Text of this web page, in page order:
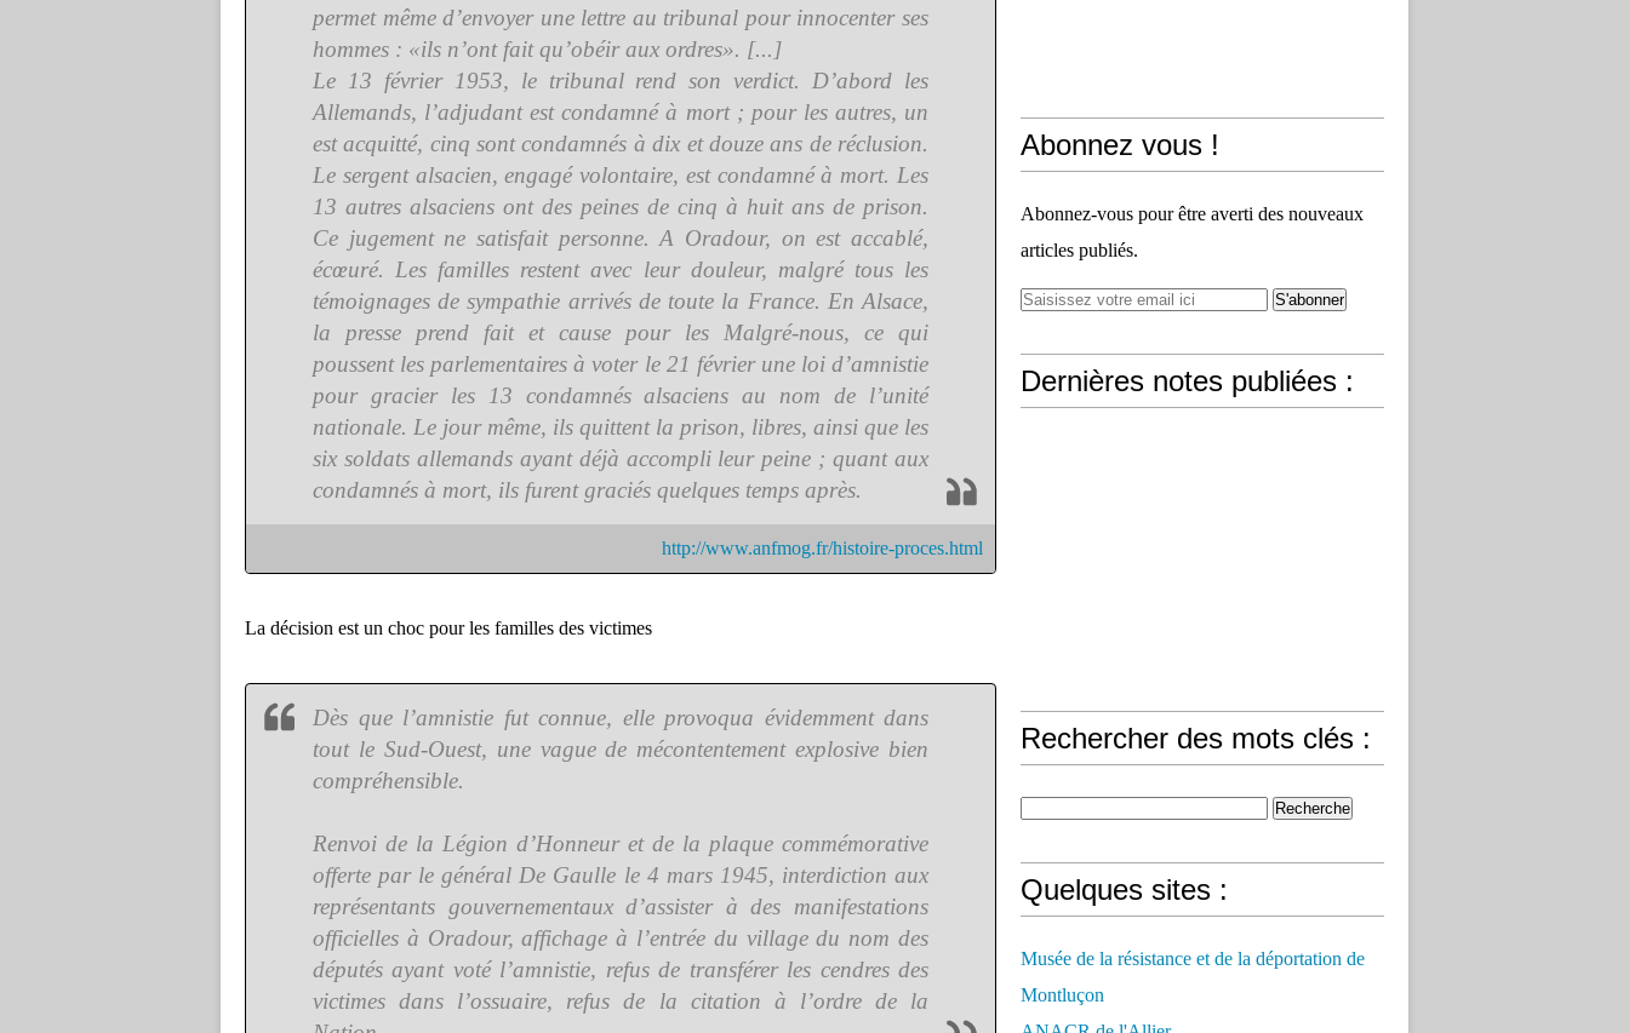
permet même d’envoyer une lettre au tribunal pour innocenter ses
hommes : «ils n’ont fait qu’obéir aux ordres». [...]
Le 13 février 1953, le tribunal rend son verdict. D’abord les
Allemands, l’adjudant est condamné à mort ; pour les autres, un
est acquitté, cinq sont condamnés à dix et douze ans de réclusion.
Le sergent alsacien, engagé volontaire, est condamné à mort. Les
13 autres alsaciens ont des peines de cinq à huit ans de prison.
Ce jugement ne satisfait personne. A Oradour, on est accablé,
écœuré. Les familles restent avec leur douleur, malgré tous les
témoignages de sympathie arrivés de toute la France. En Alsace,
la presse prend fait et cause pour les Malgré-nous, ce qui
poussent les parlementaires à voter le 21 février une loi d’amnistie
pour gracier les 13 condamnés alsaciens au nom de l’unité
nationale. Le jour même, ils quittent la prison, libres, ainsi que les
six soldats allemands ayant déjà accompli leur peine ; quant aux
condamnés à mort, ils furent graciés quelques temps après.
http://www.anfmog.fr/histoire-proces.html
La décision est un choc pour les familles des victimes
Dès que l’amnistie fut connue, elle provoqua évidemment dans
tout le Sud-Ouest, une vague de mécontentement explosive bien
compréhensible.
Renvoi de la Légion d’Honneur et de la plaque commémorative
offerte par le général De Gaulle le 4 mars 1945, interdiction aux
représentants gouvernementaux d’assister à des manifestations
officielles à Oradour, affichage à l’entrée du village du nom des
députés ayant voté l’amnistie, refus de transférer les cendres des
victimes dans l’ossuaire, refus de la citation à l’ordre de la
Abonnez vous !
Abonnez-vous pour être averti des nouveaux
articles publiés.
Dernières notes publiées :
Rechercher des mots clés :
Quelques sites :
Musée de la résistance et de la déportation de
Montluçon